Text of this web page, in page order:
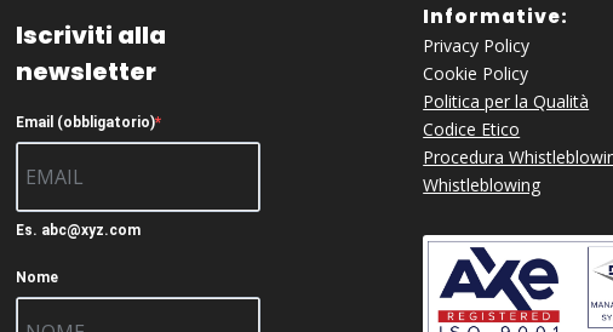
Iscriviti alla
newsletter
Email (obbligatorio)
Es. abc@xyz.com
Nome
Informative:
Privacy Policy
Cookie Policy
Politica per la Qualità
Codice Etico
Procedura
Whistleblowing